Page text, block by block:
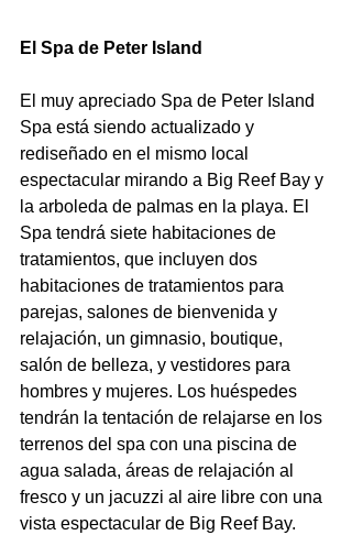
El Spa de Peter Island
El muy apreciado Spa de Peter Island
Spa está siendo actualizado y
rediseñado en el mismo local
espectacular mirando a Big Reef Bay y
la arboleda de palmas en la playa. El
Spa tendrá siete habitaciones de
tratamientos, que incluyen dos
habitaciones de tratamientos para
parejas, salones de bienvenida y
relajación, un gimnasio, boutique,
salón de belleza, y vestidores para
hombres y mujeres. Los huéspedes
tendrán la tentación de relajarse en los
terrenos del spa con una piscina de
agua salada, áreas de relajación al
fresco y un jacuzzi al aire libre con una
vista espectacular de Big Reef Bay.